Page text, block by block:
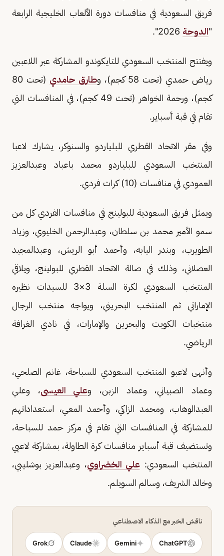
فريق السعودية في منافسات دورة الألعاب الخليجية الرابعة
"الدوحة
ويفتتح المنتخب السعودي للتايكوندو المشاركة عبر اللاعبين
رياض حمدي (تحت 58 كجم)، و
طارق حامدي
(تحت 80
كجم)، ورحمة الخواهر (تحت 49 كجم)، في المنافسات التي
تقام في قبة أسباير.
وفي مقر الاتحاد القطري للبلياردو والسنوكر، يشارك لاعبا
المنتخب السعودي للبلياردو محمد باعباد وعبدالعزيز
العمودي في منافسات (10) كرات فردي.
ويمثل فريق السعودية للبولينج في منافسات الفردي كل من
سمو الأمير محمد بن سلطان، وعبدالرحمن الخليوي، وزياد
الطويرب، وبندر اليابه، وأحمد أبو الريش، وعبدالمجيد
العصلاني، وذلك في صالة الاتحاد القطري للبولينج، ويلاقي
المنتخب السعودي لكرة السلة 3×3 للسيدات نظيره
الإماراتي ثم المنتخب البحريني، ويواجه منتخب الرجال
منتخبات الكويت والبحرين والإمارات، في نادي الغرافة
الرياضي.
وأنهى لاعبو المنتخب السعودي للسباحة، غانم الصلحي،
وعماد الصبياني، وعماد الزبن، وعلي العيسى، وعلي
العبدالوهاب، ومحمد الزاكي، وأحمد المعي، استعداداتهم
للمشاركة في المنافسات التي تقام في مركز حمد للسباحة،
وتستضيف قبة أسباير منافسات كرة الطاولة، بمشاركة لاعبي
المنتخب السعودي: علي الخضراوي، وعبدالعزيز بوشليبي،
وخالد الشريف، وسالم السويلم.
ناقش الخبر مع الذكاء الاصطناعي
ChatGPT
Gemini
Claude
Grok